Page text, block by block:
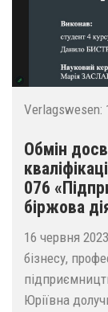
Verlagswesen:
Обмін
076
біржова
16 червня
бізнесу,
Юріївна